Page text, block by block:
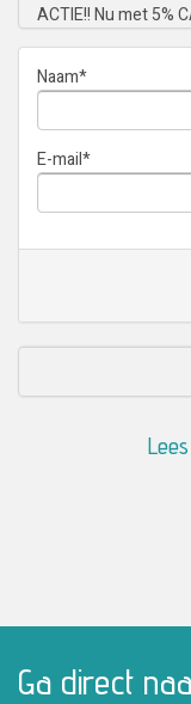
ACTIE!! Nu met 5%
Naam*
E-mail*
Ga direct